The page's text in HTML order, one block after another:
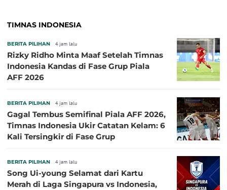
TIMNAS INDONESIA
BERITA PILIHAN 4 jam lalu
Rizky Ridho Minta Maaf Setelah Timnas
Indonesia Kandas di Fase Grup Piala
AFF 2026
BERITA PILIHAN 4 jam lalu
Gagal Tembus Semifinal Piala AFF 2026,
Timnas Indonesia Ukir Catatan Kelam: 6
Kali Tersingkir di Fase Grup
BERITA PILIHAN 4 jam lalu
Song Ui-young Selamat dari Kartu
Merah di Laga Singapura vs Indonesia,